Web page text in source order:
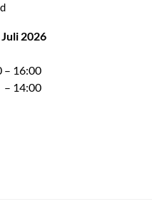
2026
– 16:00
14:00